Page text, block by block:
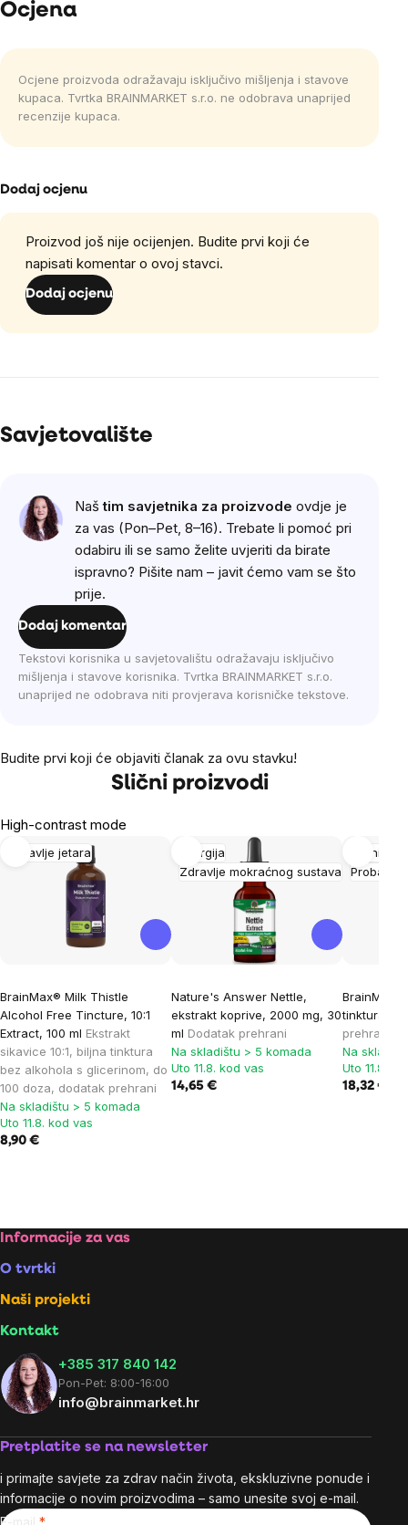
Ocjena
Ocjene proizvoda odražavaju isključivo mišljenja i stavove
kupaca. Tvrtka BRAINMARKET s.r.o. ne odobrava unaprijed
recenzije kupaca.
Dodaj ocjenu
Proizvod još nije ocijenjen. Budite prvi koji će
napisati komentar o ovoj stavci.
Dodaj ocjenu
Savjetovalište
Naštim savjetnika za proizvode ovdje je
za vas (Pon–Pet, 8–16). Trebate li pomoć pri
odabiru ili se samo želite uvjeriti da birate
ispravno? Pišite nam – javit ćemo vam se što
prije.
Dodaj komentar
Tekstovi korisnika u savjetovalištu odražavaju isključivo
mišljenja i stavove korisnika. Tvrtka BRAINMARKET s.r.o.
unaprijed ne odobrava niti provjerava korisničke tekstove.
Budite prvi koji će objaviti članak za ovu stavku!
Slični proizvodi
High-contrast mode
Zdravlje jetara
BrainMax® Milk Thistle
Alcohol Free Tincture, 10:1
Extract, 100 ml Ekstrakt
sikavice 10:1, biljna tinktura
bez alkohola s glicerinom, do
100 doza, dodatak prehrani
Na skladištu > 5 komada
Uto 11.8. kod vas
8,90 €
Energija
Zdravlje mokraćnog sustava
Nature's Answer Nettle,
ekstrakt koprive, 2000 mg, 30
ml Dodatak prehrani
Na skladištu > 5 komada
Uto 11.8. kod vas
14,65 €
Imunitet
Probava
BrainMax
tinktura
prehrani
Na
Uto 11.8.
18,32 €
Footer
Informacije za vas
O tvrtki
Naši projekti
Kontakt
+385 317 840 142
Pon-Pet: 8:00-16:00
info@brainmarket.hr
Pretplatite se na newsletter
i primajte savjete za zdrav način života, ekskluzivne ponude i
informacije o novim proizvodima – samo unesite svoj e-mail.